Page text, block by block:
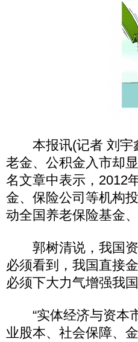
本报讯(记者 刘宇
老金、公积金入市却
名文章中表示，2012
金、保险公司等机构
动全国养老保险基金
郭树清说，我国资
必须看到，我国直接
必须下大力气增强我
“实体经济与资本市
业股本、社会保障、